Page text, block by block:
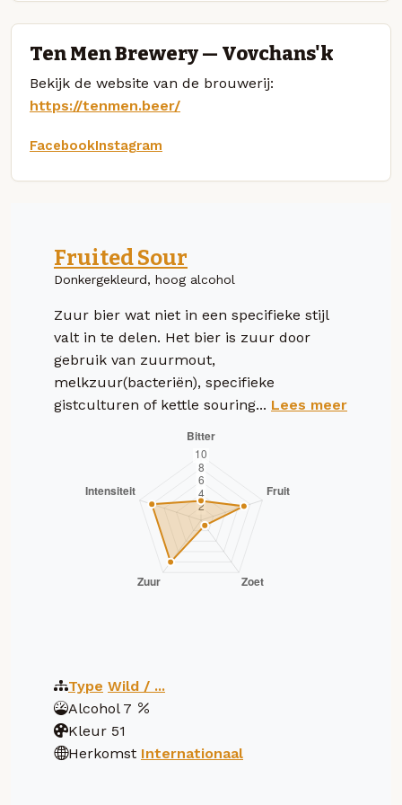
Ten Men Brewery — Vovchans'k
Bekijk de website van de brouwerij:
https://tenmen.beer/
FacebookInstagram
Fruited Sour
Donkergekleurd, hoog alcohol
Zuur bier wat niet in een specifieke stijl
valt in te delen. Het bier is zuur door
gebruik van zuurmout,
melkzuur(bacteriën), specifieke
gistculturen of kettle souring... Lees meer
Type Wild / ...
Alcohol 7
Kleur 51
Herkomst Internationaal